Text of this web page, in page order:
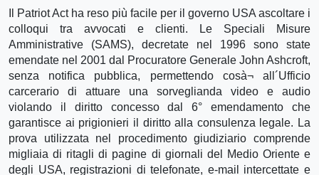
Il Patriot Act ha reso più facile per il governo USA ascoltare i
colloqui tra avvocati e clienti. Le Speciali Misure
Amministrative (SAMS), decretate nel 1996 sono state
emendate nel 2001 dal Procuratore Generale John Ashcroft,
senza notifica pubblica, permettendo cosà¬ all´Ufficio
carcerario di attuare una sorveglianda video e audio
violando il diritto concesso dal 6° emendamento che
garantisce ai prigionieri il diritto alla consulenza legale. La
prova utilizzata nel procedimento giudiziario comprende
migliaia di ritagli di pagine di giornali del Medio Oriente e
degli USA, registrazioni di telefonate, e-mail intercettate e